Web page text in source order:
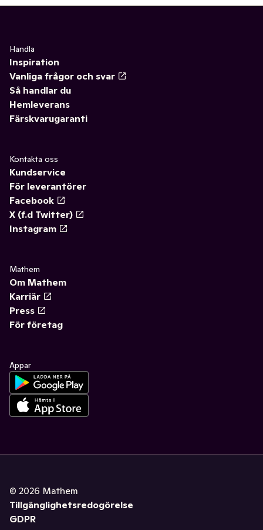
Handla
Inspiration
Vanliga frågor och svar
Så handlar du
Hemleverans
Färskvarugaranti
Kontakta oss
Kundservice
För leverantörer
Facebook
X (f.d Twitter)
Instagram
Mathem
Om Mathem
Karriär
Press
För företag
Appar
© 2026 Mathem
Tillgänglighetsredogörelse
GDPR